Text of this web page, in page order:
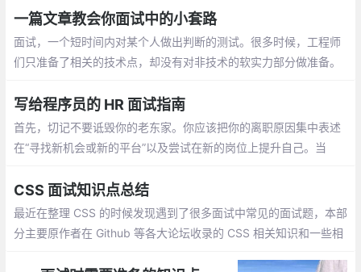
对象自身的属性
一篇文章教会你面试中的小套路
面试，一个短时间内对某个人做出判断的测试。很多时候，工程师
们只准备了相关的技术点，却没有对非技术的软实力部分做准备。
中尤为关键。鉴于当前业界也没有特别契合的攻略文档，仅有有几
篇文章还是HR写的，特有此文
写给程序员的 HR 面试指南
首先，切记不要诋毁你的老东家。你应该把你的离职原因集中表述
在“寻找新机会或新的平台”以及尝试在新的岗位上提升自己。当
CSS 面试知识点总结
最近在整理 CSS 的时候发现遇到了很多面试中常见的面试题，本部
分主要原作者在 Github 等各大论坛收录的 CSS 相关知识和一些相